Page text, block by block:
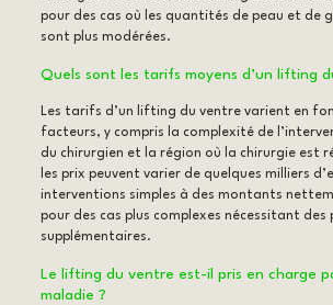
pour des cas où les quantités de peau et de
sont plus modérées.
Quels sont les tarifs moyens d’un lifting
Les tarifs d’un lifting du ventre varient en
facteurs, y compris la complexité de
du chirurgien et la région où la chirurgie est
les prix peuvent varier de quelques milliers
interventions simples à des montants
pour des cas plus complexes nécessitant des
supplémentaires.
Le lifting du ventre est-il pris en charge
maladie ?